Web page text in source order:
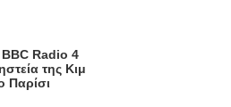
BBC Radio 4
της Κιμ
Παρίσι